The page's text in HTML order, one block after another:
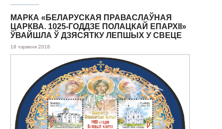
МАРКА «БЕЛАРУСКАЯ ПРАВАСЛАЎНАЯ
ЦАРКВА. 1025-ГОДДЗЕ ПОЛАЦКАЙ ЕПАРХІІ»
ЎВАЙШЛА Ў ДЗЯСЯТКУ ЛЕПШЫХ У СВЕЦЕ
18 чэрвеня 2018